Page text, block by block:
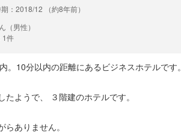
：2018/12 （約8年前）
（男性）
1件
。10分以内の距離にあるビジネスホテルです。
たようで、 ３階建のホテルです。
ありません。